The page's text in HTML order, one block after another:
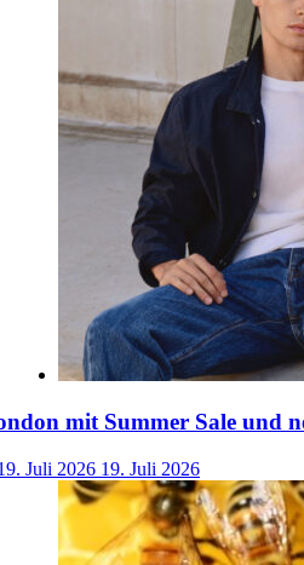
mit Summer Sale und
Juli 2026 19. Juli 2026